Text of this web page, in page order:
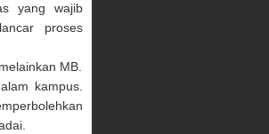
yang wajib
proses
MB.
kampus.